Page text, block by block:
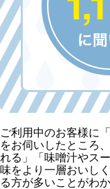
ご利用中のお客様に
をお伺いしたところ
れる」「味噌汁やス
味をより一層おいし
る方が多いことがわ